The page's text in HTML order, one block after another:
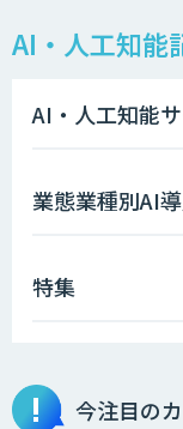
AI・人工知能
AI・人工知能
業態業種別AI
特集
今注目の